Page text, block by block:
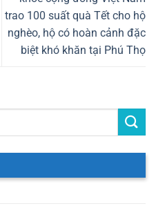
trao 100 suất quà Tết cho hộ
nghèo, hộ có hoàn cảnh đặc
biệt khó khăn tại Phú Thọ